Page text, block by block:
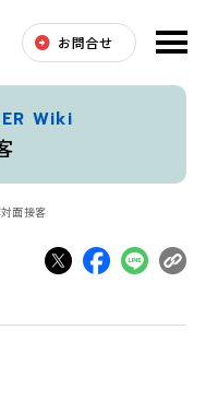
お問合せ
Wiki
面接客